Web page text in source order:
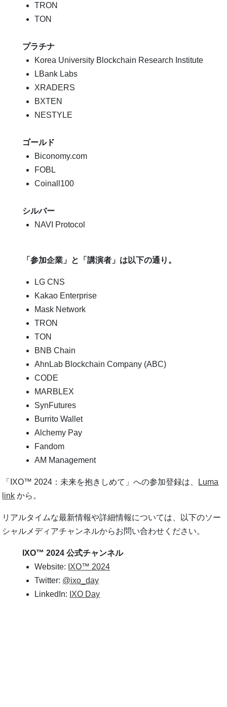
TRON
TON
プラチナ
Korea University Blockchain Research Institute
LBank Labs
XRADERS
BXTEN
NESTYLE
ゴールド
Biconomy.com
FOBL
Coinall100
シルバー
NAVI Protocol
「参加企業」と「講演者」は以下の通り。
LG CNS
Kakao Enterprise
Mask Network
TRON
TON
BNB Chain
AhnLab Blockchain Company (ABC)
CODE
MARBLEX
SynFutures
Burrito Wallet
Alchemy Pay
Fandom
AM Management
「IXO™ 2024：未来を抱きしめて」への参加登録は、
Luma
link から。
リアルタイムな最新情報や詳細情報については、以下のソー
シャルメディアチャンネルからお問い合わせください。
IXO™ 2024 公式チャンネル
Website: IXO™ 2024
Twitter: @ixo_day
LinkedIn: IXO Day